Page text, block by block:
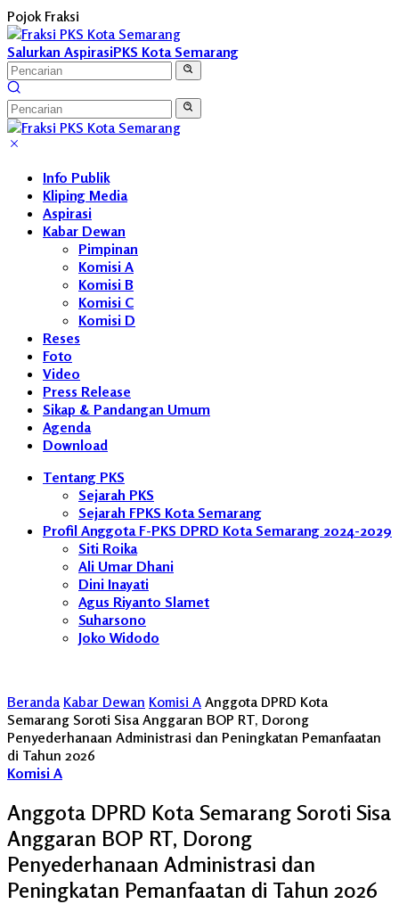
Langsung
ke
konten
Pojok Fraksi
Salurkan AspirasiPKS Kota Semarang
Info Publik
Kliping Media
Aspirasi
Kabar Dewan
Pimpinan
Komisi A
Komisi B
Komisi C
Komisi D
Reses
Foto
Video
Press Release
Sikap & Pandangan Umum
Agenda
Download
Tentang PKS
Sejarah PKS
Sejarah FPKS Kota Semarang
Profil Anggota F-PKS DPRD Kota Semarang 2024-2029
Siti Roika
Ali Umar Dhani
Dini Inayati
Agus Riyanto Slamet
Suharsono
Joko Widodo
Beranda Kabar Dewan Komisi A Anggota DPRD Kota
Semarang Soroti Sisa Anggaran BOP RT, Dorong
Penyederhanaan Administrasi dan Peningkatan Pemanfaatan
di Tahun 2026
Komisi A
Anggota DPRD Kota Semarang Soroti Sisa
Anggaran BOP RT, Dorong
Penyederhanaan Administrasi dan
Peningkatan Pemanfaatan di Tahun 2026